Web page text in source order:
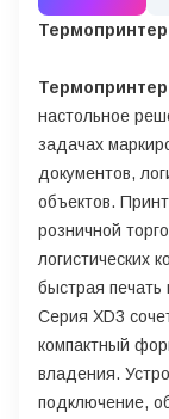
Термопринтер
Термопринтер
настольное
задачах
документов,
объектов.
розничной
логистических
быстрая
Серия XD3
компактный
владения.
подключение,